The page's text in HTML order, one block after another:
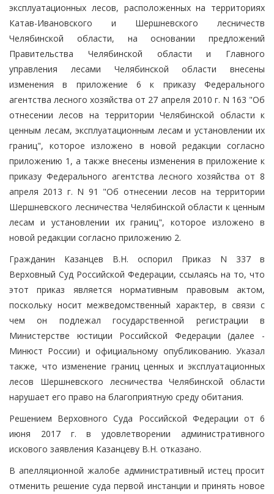
эксплуатационных лесов, расположенных на территориях
Катав-Ивановского и Шершневского лесничеств
Челябинской области, на основании предложений
Правительства Челябинской области и Главного
управления лесами Челябинской области внесены
изменения в приложение 6 к приказу Федерального
агентства лесного хозяйства от 27 апреля 2010 г. N 163 "Об
отнесении лесов на территории Челябинской области к
ценным лесам, эксплуатационным лесам и установлении их
границ", которое изложено в новой редакции согласно
приложению 1, а также внесены изменения в приложение к
приказу Федерального агентства лесного хозяйства от 8
апреля 2013 г. N 91 "Об отнесении лесов на территории
Шершневского лесничества Челябинской области к ценным
лесам и установлении их границ", которое изложено в
новой редакции согласно приложению 2.
Гражданин Казанцев В.Н. оспорил Приказ N 337 в
Верховный Суд Российской Федерации, ссылаясь на то, что
этот приказ является нормативным правовым актом,
поскольку носит межведомственный характер, в связи с
чем он подлежал государственной регистрации в
Министерстве юстиции Российской Федерации (далее -
Минюст России) и официальному опубликованию. Указал
также, что изменение границ ценных и эксплуатационных
лесов Шершневского лесничества Челябинской области
нарушает его право на благоприятную среду обитания.
Решением Верховного Суда Российской Федерации от 6
июня 2017 г. в удовлетворении административного
искового заявления Казанцеву В.Н. отказано.
В апелляционной жалобе административный истец просит
отменить решение суда первой инстанции и принять новое